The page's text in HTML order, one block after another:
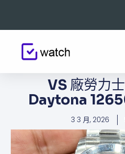
VS 廠勞力
Daytona
3 3 月, 2026